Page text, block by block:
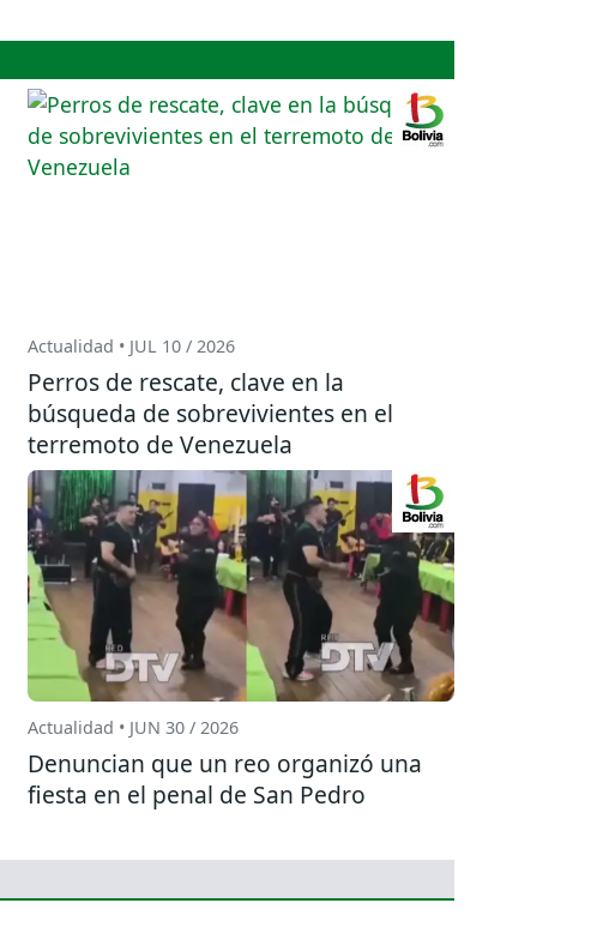
Actualidad • JUL 10 / 2026
Perros de rescate, clave en la
búsqueda de sobrevivientes en el
terremoto de Venezuela
Actualidad • JUN 30 / 2026
Denuncian que un reo organizó una
fiesta en el penal de San Pedro